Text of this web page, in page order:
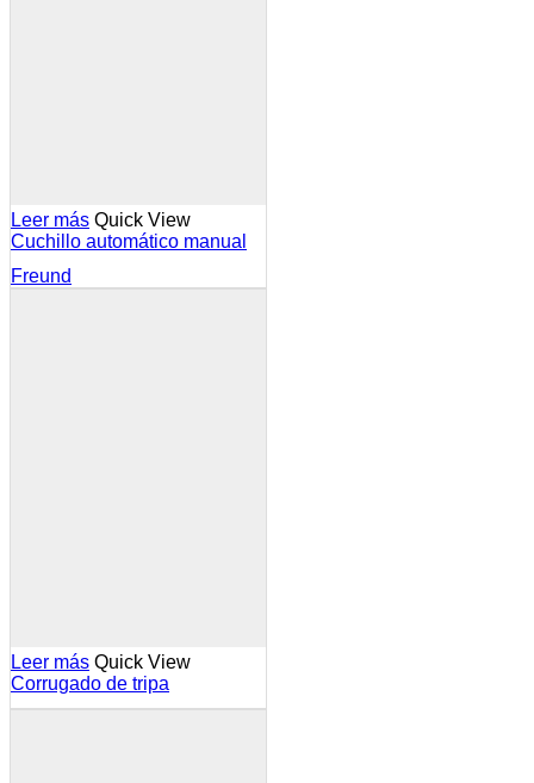
Leer más Quick View
Cuchillo automático manual
Freund
Leer más Quick View
Corrugado de tripa